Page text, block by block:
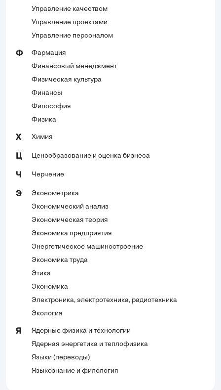
Управление качеством
Управление проектами
Управление персоналом
Ф
Фармация
Финансовый менеджмент
Физическая культура
Финансы
Философия
Физика
Х Химия
Ц Ценообразование и оценка бизнеса
Ч Черчение
Э
Эконометрика
Экономический анализ
Экономическая теория
Экономика предприятия
Энергетическое машиностроение
Экономика труда
Этика
Экономика
Электроника, электротехника, радиотехника
Экология
Я
Ядерные физика и технологии
Ядерная энергетика и теплофизика
Языки (переводы)
Языкознание и филология